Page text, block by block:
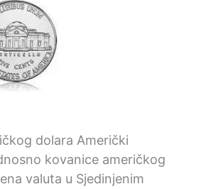
dolara Američki
kovanice američkog
valuta u Sjedinjenim